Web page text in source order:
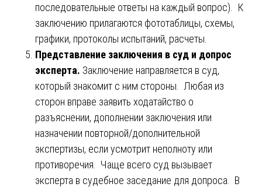
последовательные ответы на каждый вопрос). К
заключению прилагаются фототаблицы, схемы,
графики, протоколы испытаний, расчеты.
Представление заключения в суд и допрос
эксперта. Заключение направляется в суд,
который знакомит с ним стороны. Любая из
сторон вправе заявить ходатайство о
разъяснении, дополнении заключения или
назначении повторной/дополнительной
экспертизы, если усмотрит неполноту или
противоречия. Чаще всего суд вызывает
эксперта в судебное заседание для допроса. В